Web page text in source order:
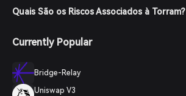
Quais São os Riscos Associados à Torram?
Currently Popular
Bridge-Relay
Uniswap V3